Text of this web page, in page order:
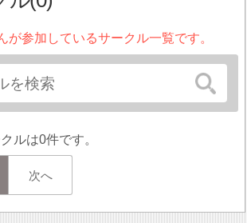
が参加しているサークル一覧です。
ルは0件です。
次へ